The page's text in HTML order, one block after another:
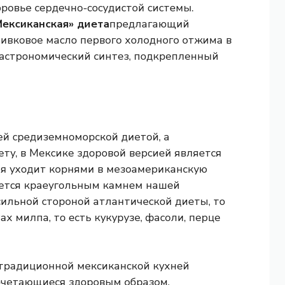
сердечно-сосудистой системы.
диетапредлагающий
масло первого холодного отжима в
синтез, подкрепленный
средиземноморской диетой, а
в Мексике здоровой версией является
уходит корнями в мезоамериканскую
краеугольным камнем нашей
стороной атлантической диеты, то
милпа, то есть кукурузе, фасоли, перце
мексиканской кухней